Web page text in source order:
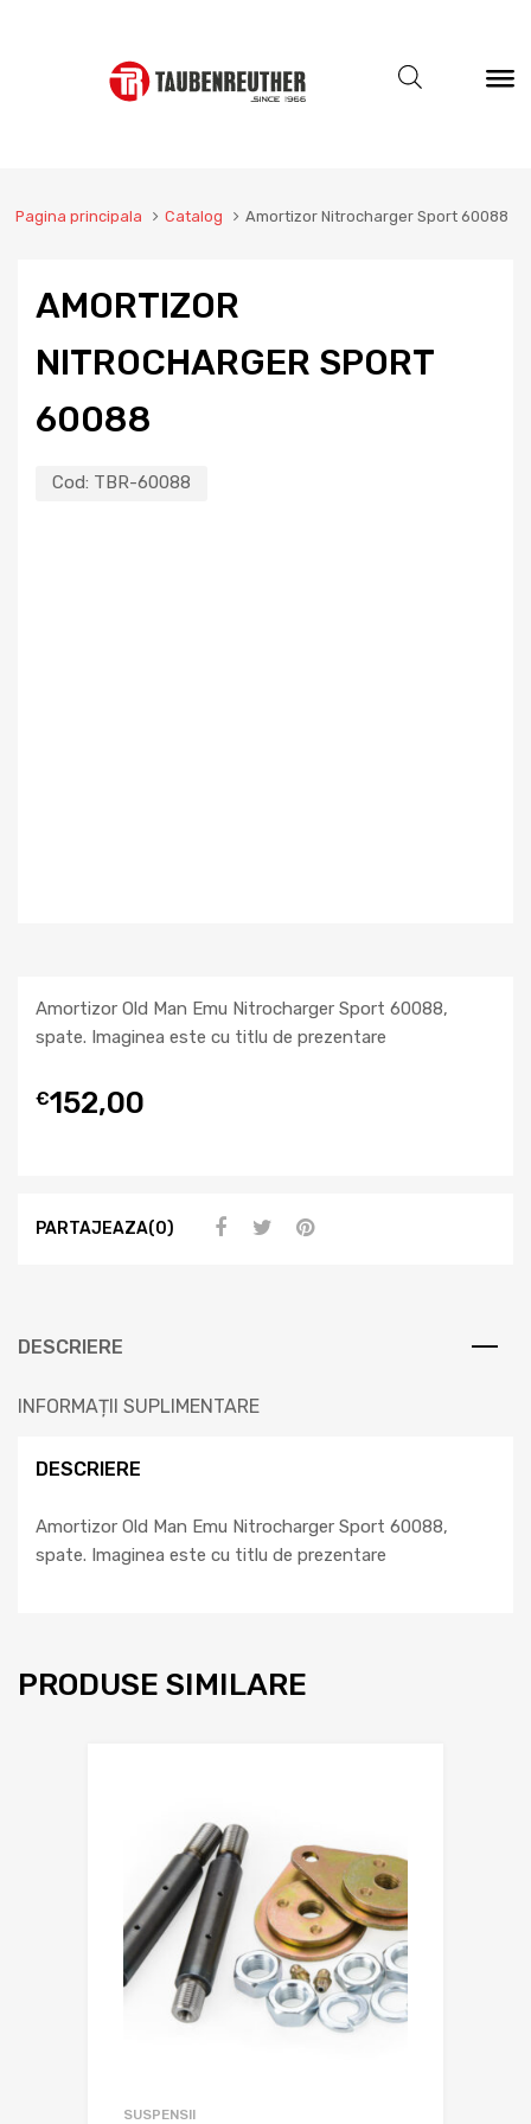
Pagina principala Catalog Amortizor Nitrocharger Sport 60088
AMORTIZOR
NITROCHARGER SPORT
60088
Cod: TBR-60088
Amortizor Old Man Emu Nitrocharger Sport 60088,
spate. Imaginea este cu titlu de prezentare
€152,00
PARTAJEAZA(0)
DESCRIERE
INFORMAȚII SUPLIMENTARE
DESCRIERE
Amortizor Old Man Emu Nitrocharger Sport 60088,
spate. Imaginea este cu titlu de prezentare
PRODUSE SIMILARE
SUSPENSII